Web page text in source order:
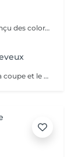
Les laboratoires de recherche DAVINES ont conçu des colorations innovantes qui renforcent la fibre capillaire, capable de créer encore plus d'éclat, d'éclaircir délicatement et selon votre besoin, de couvrir les cheveux blancs en douceur et durablement, avec une brillance riche en reflets et des résultats couleur dimensionnels. Nos services coloration Davines : - Mask, système de coloration permanente, tenue longue durée, couvrance parfaite des cheveux blancs - A New Color, système de coloration permanente sans ammoniaque. Couleur Davines Éclat, Soin & Respect du Cheveu La coloration Davines allie performance et respect de la fibre capillaire grâce à des formules enrichies en ingrédients naturels et durables. Que vous souhaitiez une couleur intense, un effet naturel ou un reflet subtil, nos experts vous conseillent pour un résultat sur mesure, lumineux et longue tenue. Pourquoi choisir la coloration Davines ? Formules douces pour un confort optimal Couleurs éclatantes et longue tenue grâce aux pigments de haute qualité Respect de la fibre capillaire avec des ingrédients nourrissants et protecteurs Adapté à toutes les envies : couverture des cheveux blancs, reflets naturels, couleurs intenses Déroulement du soin : 1 Diagnostic couleur pour définir la nuance idéale selon votre teint et votre base naturelle 2 Application de la coloration Davines avec une technique adaptée (racines, mèches, balayage) 3 Temps de pose optimisé pour garantir un résultat homogène et lumineux 4 Soin profond nourrissant pour préserver la douceur et la brillance des cheveux 5 Coiffage et révélation de la couleur pour sublimer votre nouvelle teinte Résultat : une couleur vibrante, brillante et pleine de vie, tout en douceur ! Entretien : Prolongez l'éclat de votre couleur avec les soins adaptés Davines recommandés par nos experts.
Forfait comprenant la décoloration, la patine, la coupe et le styling. Un diagnostic personnalisé sera réalisé lors de la prestation.